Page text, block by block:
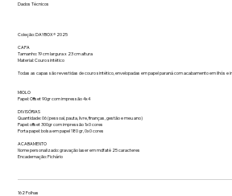
Dados Técnicos
Coleção: DAYBOX® 2025
CAPA
Tamanho: 19 cm largura x 23 cm altura
Material: Couro sintético
Todas as capas são revestidas de couro sintético, envelopadas em papel paraná com acabamento em ilhós e
MIOLO
Papel: Offset 90gr com impressão 4x4
DIVISÓRIAS
Quantidade: 06 (pessoal, pauta, livre, finanças, gestão e meu ano)
Papel: offset 300gr com impressão 1x0 cores
Porta papel: bolsa em papel 180 gr, 0x0 cores
ACABAMENTO
Nome personalizado: gravação laser em mdf até 25 caracteres
Encadernação: Fichário
162 Folhas